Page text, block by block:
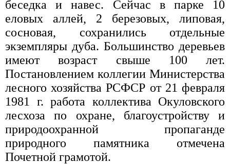
беседка и навес. Сейчас в парке 10
еловых аллей, 2 березовых, липовая,
сосновая, сохранились отдельные
экземпляры дуба. Большинство деревьев
имеют возраст свыше 100 лет.
Постановлением коллегии Министерства
лесного хозяйства РСФСР от 21 февраля
1981 г. работа коллектива Окуловского
лесхоза по охране, благоустройству и
природоохранной пропаганде
природного памятника отмечена
Почетной грамотой.